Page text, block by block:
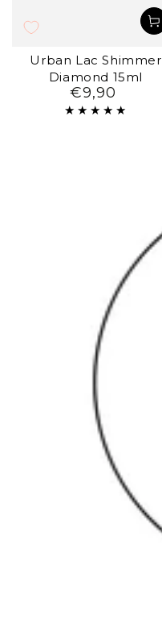
Urban Lac Shimmer
Diamond 15ml
Preço
regular
€9,90